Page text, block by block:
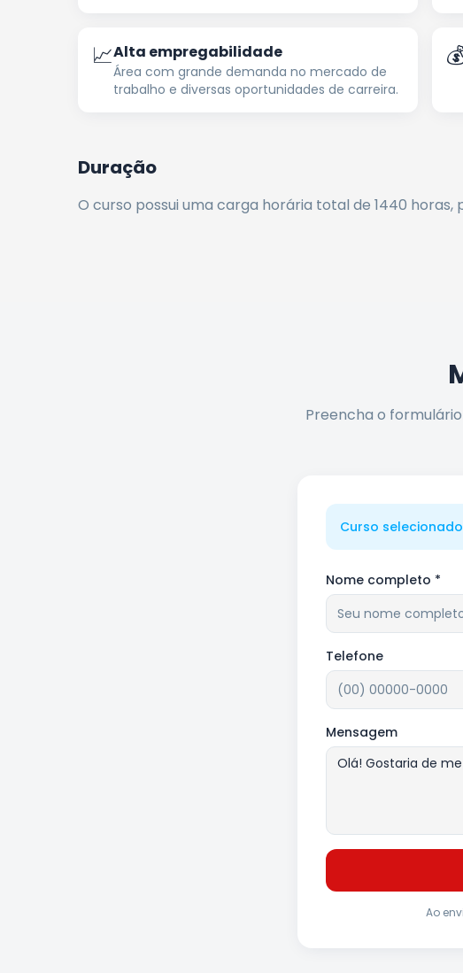
📈Alta empregabilidade
Área com grande demanda no mercado de
trabalho e diversas oportunidades de carreira.
Duração
O curso possui uma carga horária total de 1440 horas,
Preencha o
Curso
Nome completo *
Telefone
Mensagem
Ao